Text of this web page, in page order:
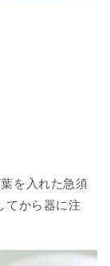
を入れた急須
てから器に注